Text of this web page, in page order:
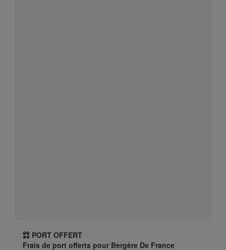
PORT OFFERT
Frais de port offerts pour Bergère De France